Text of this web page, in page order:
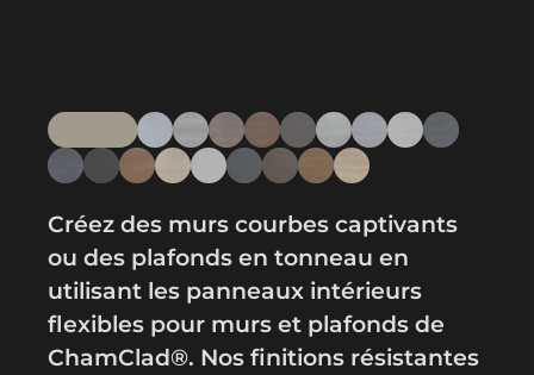
Créez des murs courbes captivants
ou des plafonds en tonneau en
utilisant les panneaux intérieurs
flexibles pour murs et plafonds de
ChamClad®. Nos finitions résistantes